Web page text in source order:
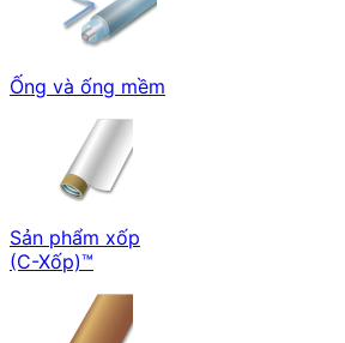
Ống và ống mềm
Sản phẩm xốp
(C-Xốp)™